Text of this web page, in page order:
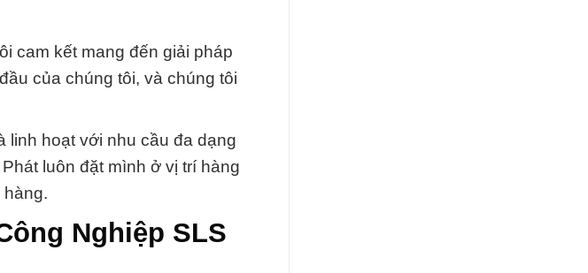
cam kết mang đến giải pháp
của chúng tôi, và chúng tôi
linh hoạt với nhu cầu đa dạng
luôn đặt mình ở vị trí hàng
hàng.
Nghiệp SLS